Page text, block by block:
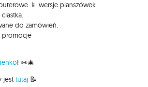
📱 wersje planszówek.
do zamówień.
promocje
! 👀🎄
jest tutaj 📝